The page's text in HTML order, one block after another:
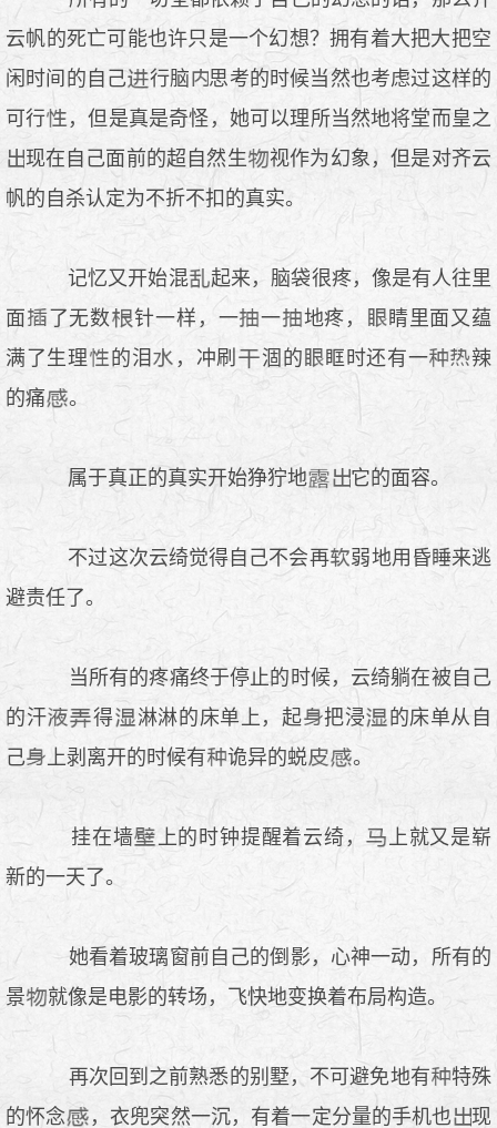
云帆的死亡可能也许只是一个幻想？拥有着大把大把空
闲时间的自己
行脑
思考的时候当然也考虑过这样的
可行
，但是真是奇怪，她可以理所当然地将堂而皇之
现在自己面前的超自然生
视作为幻象，但是对齐云
帆的自杀认定为不折不扣的真实。
记忆又开始混
起来，脑袋很疼，像是有人往里
面
了无数 针一样，一 一 地疼，
睛里面又蕴
满了生理
的泪 ，冲刷 涸的 眶时还有一
辣
的痛
。
属于真正的真实开始狰狞地 它的面容。
不过这次云绮觉得自己不会再
弱地用昏睡来逃
避责任了。
当所有的疼痛终于停止的时候，云绮躺在被自己
的汗
得 淋淋的床单上，起 把浸
的床单从自
己
上剥离开的时候有 诡异的蜕 。
挂在墙 上的时钟提醒着云绮，
上就又是崭
新的一天了。
她看着玻璃窗前自己的倒影，心神一动，所有的
景
就像是电影的转场，飞快地变换着布局构造。
再次回到之前熟悉的别墅，不可避免地有
特殊
的怀念
，衣兜突然一沉，有着一定分量的手机也
现